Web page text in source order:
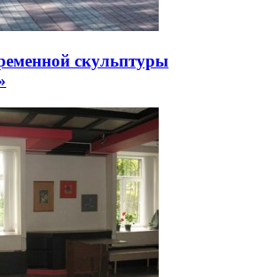
скульптуры